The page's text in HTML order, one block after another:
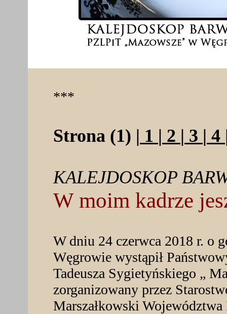
***
Strona (1) | 1 | 2 | 3 | 4
KALEJDOSKOP
W moim kadrze
W dniu 24 czerwca 2018 r. o
Węgrowie wystąpił
Tadeusza Sygietyńskiego „
zorganizowany przez
Marszałkowski